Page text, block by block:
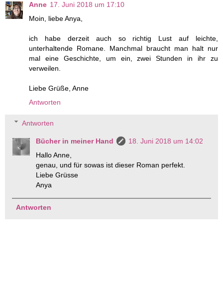
Anne 17. Juni 2018 um 17:10
Moin, liebe Anya,
ich habe derzeit auch so richtig Lust auf leichte,
unterhaltende Romane. Manchmal braucht man halt nur
mal eine Geschichte, um ein, zwei Stunden in ihr zu
verweilen.
Liebe Grüße, Anne
Antworten
Antworten
Bücher in meiner Hand
18. Juni 2018 um 14:02
Hallo Anne,
genau, und für sowas ist dieser Roman perfekt.
Liebe Grüsse
Anya
Antworten